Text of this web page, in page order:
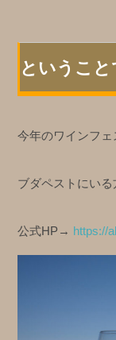
ということ
今年のワインフェ
ブダペストにい
公式HP→ https://